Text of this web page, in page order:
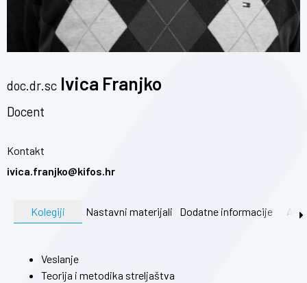
doc.dr.sc Ivica Franjko
Docent
Kontakt
ivica.franjko@kifos.hr
Kolegiji Nastavni materijali Dodatne informacije
Veslanje
Teorija i metodika streljaštva